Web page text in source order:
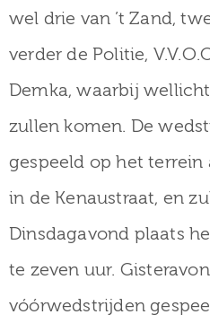
wel drie van ’t Zand,
verder de Politie,
Demka, waarbij
zullen komen. De
gespeeld op het
in de Kenaustraat, en
Dinsdagavond plaats
te zeven uur.
vóórwedstrijden